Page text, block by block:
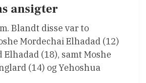
ansigter
Blandt disse var to
Mordechai Elhadad (12)
Elhadad (18), samt Moshe
(14) og Yehoshua